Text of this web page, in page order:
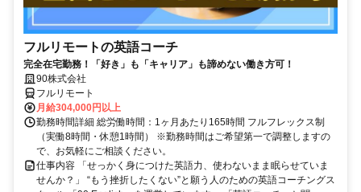
フルリモートの英語コーチ
完全在宅勤務！「好き」も「キャリア」も諦めない働き方可！
90株式会社
フルリモート
月給304,000円以上
勤務時間詳細 総労働時間：1ヶ月あたり165時間 フルフレックス制
（実働8時間・休憩1時間） ※勤務時間はご希望第一で調整しますの
で、お気軽にご相談ください。
仕事内容 「せっかく身につけた英語力、使わないまま眠らせていま
せんか？」 “もう挫折したくない”と願う人のための英語コーチングス